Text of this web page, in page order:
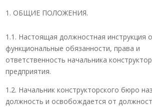
ОБЩИЕ ПОЛОЖЕНИЯ.
1.1. Настоящая должностная инструкция
функциональные обязанности, права и
ответственность начальника
предприятия.
1.2. Начальник конструкторского бюро
должность и освобождается от